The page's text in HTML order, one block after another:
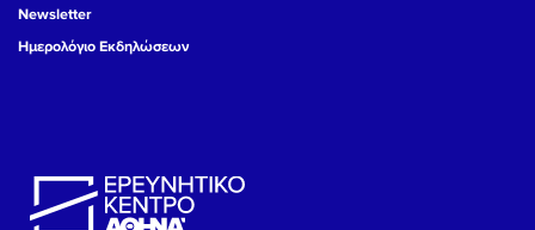
Newsletter
Ημερολόγιο Εκδηλώσεων